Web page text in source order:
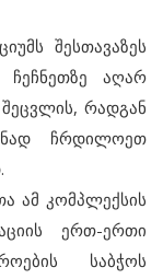
შესთავაზეს
აღარ
რადგან
ჩრდილოეთ
ამ კომპლექსის
ერთ-ერთი
საბჭოს